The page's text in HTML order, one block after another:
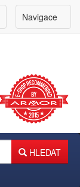
Navigace
HLEDAT